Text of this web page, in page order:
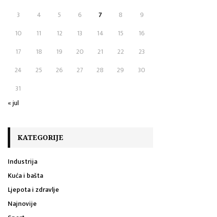
3
4 5 6 7 8
9
10
11 12 13 14 15
16
17
18 19 20 21 22
23
24
25 26 27 28 29
30
31
« jul
KATEGORIJE
Industrija
Kuća i bašta
Ljepota i zdravlje
Najnovije